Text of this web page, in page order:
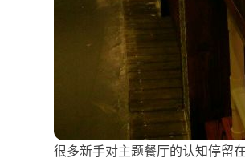
很多新手对主题餐厅的认知停留